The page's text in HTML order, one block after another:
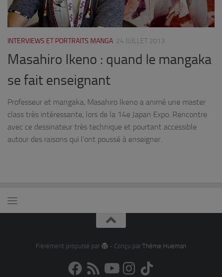
INTERVIEWS ET PORTRAITS MANGA 24 JUILLET 2013
Masahiro Ikeno : quand le mangaka
se fait enseignant
Professeur et mangaka, Masahiro Ikeno a animé une master
class très intéressante, lors de la 14e Japan Expo. Rencontre
avec ce dessinateur très technique et pourtant accessible
autour des raisons qui l’ont poussé à enseigner.
Fièrement propulsé par - Conçu par Thème Hueman